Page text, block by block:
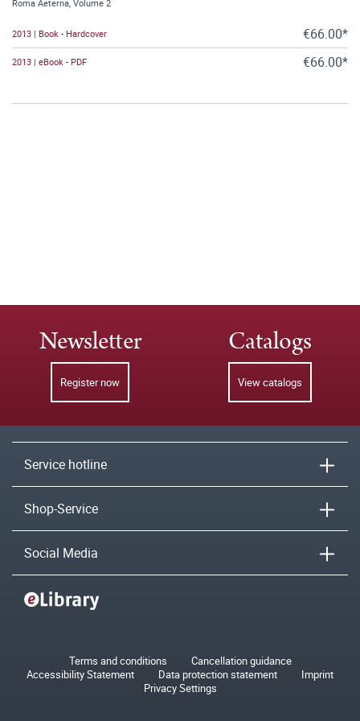
Roma Aeterna, Volume 2
2013 | Book - Hardcover €66.00*
2013 | eBook - PDF €66.00*
Newsletter
Register now
Catalogs
View catalogs
Service hotline
Shop-Service
Social Media
Terms and conditions
Cancellation guidance
Accessibility Statement
Data protection statement
Imprint
Privacy Settings